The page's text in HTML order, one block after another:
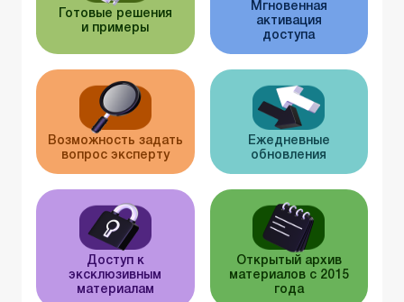
Готовые решения
и примеры
Мгновенная
активация
доступа
Возможность задать
вопрос эксперту
Ежедневные
обновления
Доступ к
эксклюзивным
материалам
Открытый архив
материалов с 2015
года